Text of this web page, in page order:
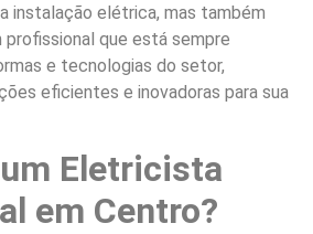
instalação elétrica, mas também
que está sempre
e tecnologias do setor,
eficientes e inovadoras para sua
Eletricista
em Centro?